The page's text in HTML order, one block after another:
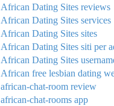
African Dating Sites reviews
African Dating Sites services
African Dating Sites sites
African Dating Sites siti per
African Dating Sites
African free lesbian dating
african-chat-room review
african-chat-rooms app